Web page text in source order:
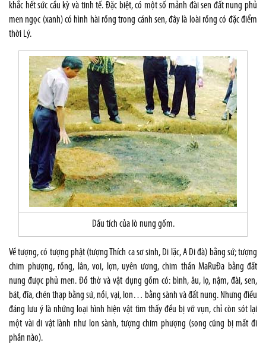
khắc hết sức cầu kỳ và tinh tế. Đặc biệt, có một số mảnh đài sen đất nung phủ
men ngọc (xanh) có hình hài rồng trong cánh sen, đây là loài rồng có đặc điểm
thời Lý.
Dấu tích của lò nung gốm.
Về tượng, có tượng phật (tượng Thích ca sơ sinh, Di lặc, A Di đà) bằng sứ; tượng
chim phượng, rồng, lân, voi, lợn, uyên ương, chim thần MaRuĐa bằng đất
nung được phủ men. Đồ thờ và vật dụng gồm có: bình, âu, lọ, nậm, đài, sen,
bát, đĩa, chén thạp bằng sứ, nồi, vại, lon… bằng sành và đất nung. Nhưng điều
đáng lưu ý là những loại hình hiện vật tìm thấy đều bị vỡ vụn, chỉ còn sót lại
một vài di vật lành như lon sành, tượng chim phượng (song cũng bị mất đi
phần nào).